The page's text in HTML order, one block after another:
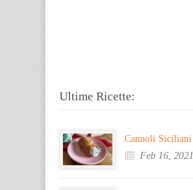
Ultime Ricette:
Cannoli Siciliani
Feb 16, 2021